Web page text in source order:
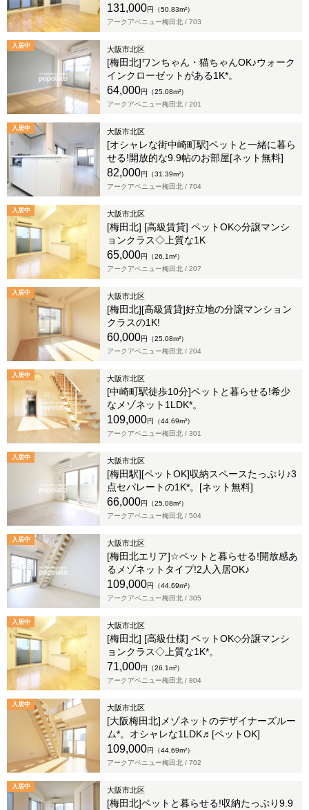
131,000円（50.83m²）
アークアベニュー梅田北 / 703
入居中 大阪市北区
[梅田北]ワンちゃん・猫ちゃんOK♪ウォーク
インクローゼットがある1K*。
64,000円（25.08m²）
アークアベニュー梅田北 / 201
入居中 大阪市北区
[オシャレな街中崎町駅]ペットと一緒に暮ら
せる!開放的な9.9帖のお部屋[ネット無料]
82,000円（31.39m²）
アークアベニュー梅田北 / 704
入居中 大阪市北区
[梅田北] [高級賃貸] ペットOK◇分譲マンシ
ョンクラス◇上質な1K
65,000円（26.1m²）
アークアベニュー梅田北 / 207
入居中 大阪市北区
[梅田北][高級賃貸]好立地の分譲マンション
クラスの1K!
60,000円（25.08m²）
アークアベニュー梅田北 / 204
入居中 大阪市北区
[中崎町駅徒歩10分]ペットと暮らせる!希少
なメゾネット1LDK*。
109,000円（44.69m²）
アークアベニュー梅田北 / 301
入居中 大阪市北区
[梅田駅][ペットOK]収納スペースたっぷり♪3
点セパレートの1K*。[ネット無料]
66,000円（25.08m²）
アークアベニュー梅田北 / 504
入居中 大阪市北区
[梅田北エリア]☆ペットと暮らせる!開放感あ
るメゾネットタイプ!2人入居OK♪
109,000円（44.69m²）
アークアベニュー梅田北 / 305
入居中 大阪市北区
[梅田北] [高級仕様] ペットOK◇分譲マンシ
ョンクラス◇上質な1K*。
71,000円（26.1m²）
アークアベニュー梅田北 / 804
入居中 大阪市北区
[大阪梅田北]メゾネットのデザイナーズルー
ム*。オシャレな1LDK♬[ペットOK]
109,000円（44.69m²）
アークアベニュー梅田北 / 702
入居中 大阪市北区
[梅田北]ペットと暮らせる!収納たっぷり9.9